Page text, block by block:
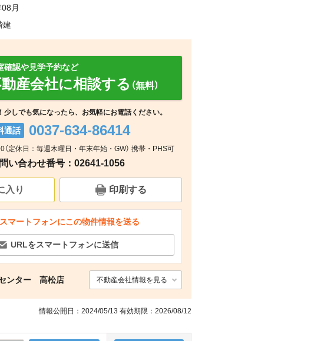
周辺 周辺
月
建
確認や見学予約など
産会社に相談する （無料）
少しでも気になったら、お気軽にお電話ください。
通話 0037-634-86414
定休日：毎週木曜日・年末年始・GW） 携帯・PHS可
い合わせ番号：02641-1056
入り 印刷する
マートフォンにこの物件情報を送る
URLをスマートフォンに送信
ンター 高松店 不動産会社情報を見る
情報公開日：2024/05/13 有効期限：2026/08/12